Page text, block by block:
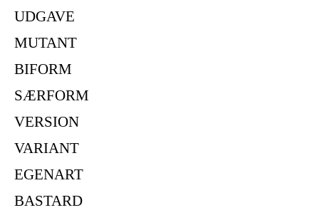
UDGAVE
MUTANT
BIFORM
SÆRFORM
VERSION
VARIANT
EGENART
BASTARD